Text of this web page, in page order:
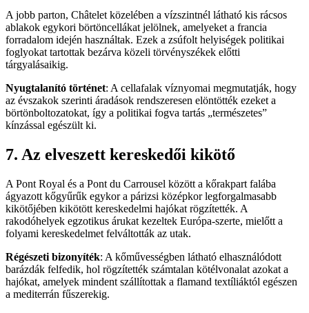
A jobb parton, Châtelet közelében a vízszintnél látható kis rácsos
ablakok egykori börtöncellákat jelölnek, amelyeket a francia
forradalom idején használtak. Ezek a zsúfolt helyiségek politikai
foglyokat tartottak bezárva közeli törvényszékek előtti
tárgyalásaikig.
Nyugtalanító történet: A cellafalak víznyomai megmutatják, hogy
az évszakok szerinti áradások rendszeresen elöntötték ezeket a
börtönboltozatokat, így a politikai fogva tartás „természetes”
kínzással egészült ki.
7. Az elveszett kereskedői kikötő
A Pont Royal és a Pont du Carrousel között a kőrakpart falába
ágyazott kőgyűrűk egykor a párizsi középkor legforgalmasabb
kikötőjében kikötött kereskedelmi hajókat rögzítették. A
rakodóhelyek egzotikus árukat kezeltek Európa-szerte, mielőtt a
folyami kereskedelmet felváltották az utak.
Régészeti bizonyíték: A kőművességben látható elhasználódott
barázdák felfedik, hol rögzítették számtalan kötélvonalat azokat a
hajókat, amelyek mindent szállítottak a flamand textíliáktól egészen
a mediterrán fűszerekig.